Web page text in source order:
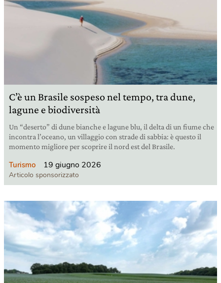
C’è un Brasile sospeso nel tempo, tra dune,
lagune e biodiversità
Un “deserto” di dune bianche e lagune blu, il delta di un fiume che
incontra l’oceano, un villaggio con strade di sabbia: è questo il
momento migliore per scoprire il nord est del Brasile.
Turismo 19 giugno 2026
Articolo sponsorizzato